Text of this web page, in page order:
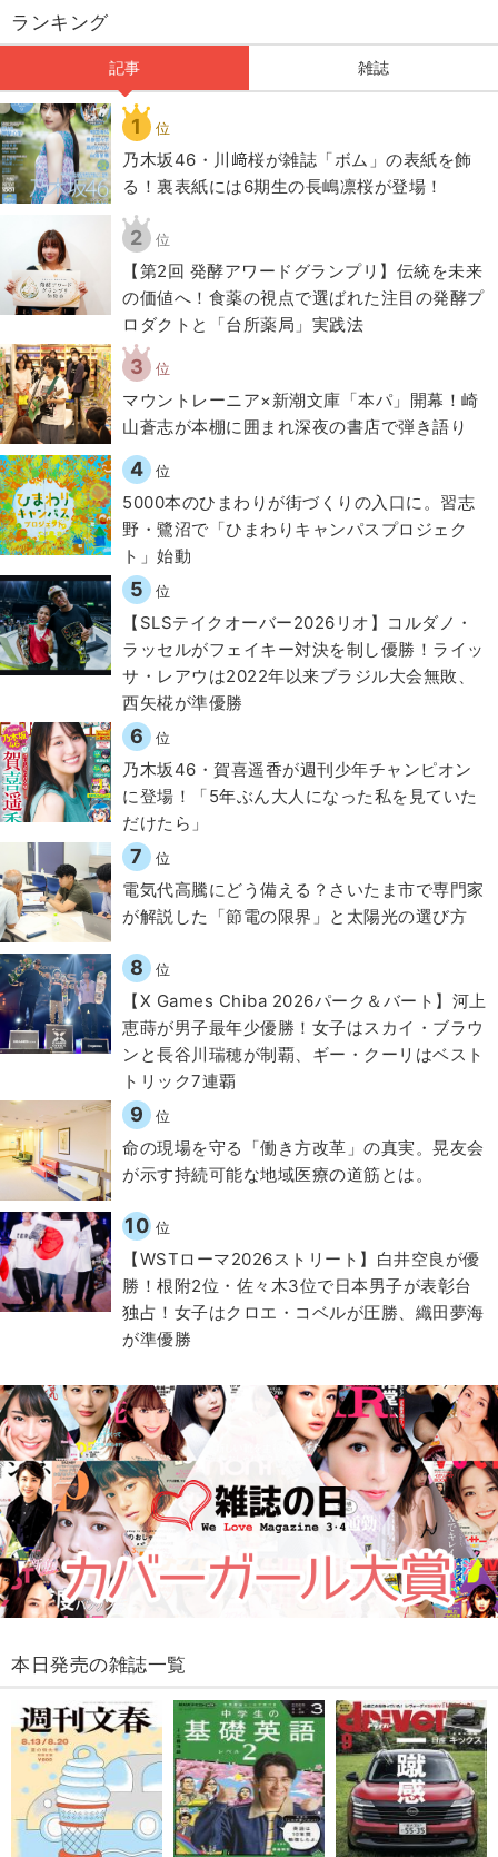
ランキング
記事 雑誌
1 位
乃木坂46・川﨑桜が雑誌「ボム」の表紙を飾
る！裏表紙には6期生の長嶋凛桜が登場！
2 位
【第2回 発酵アワードグランプリ】伝統を未来
の価値へ！食薬の視点で選ばれた注目の発酵プ
ロダクトと「台所薬局」実践法
3 位
マウントレーニア×新潮文庫「本パ」開幕！崎
山蒼志が本棚に囲まれ深夜の書店で弾き語り
4 位
5000本のひまわりが街づくりの入口に。習志
野・鷺沼で「ひまわりキャンパスプロジェク
ト」始動
5 位
【SLSテイクオーバー2026リオ】コルダノ・
ラッセルがフェイキー対決を制し優勝！ライッ
サ・レアウは2022年以来ブラジル大会無敗、
西矢椛が準優勝
6 位
乃木坂46・賀喜遥香が週刊少年チャンピオン
に登場！「5年ぶん大人になった私を見ていた
だけたら」
7 位
電気代高騰にどう備える？さいたま市で専門家
が解説した「節電の限界」と太陽光の選び方
8 位
【X Games Chiba 2026パーク＆バート】河上
恵蒔が男子最年少優勝！女子はスカイ・ブラウ
ンと長谷川瑞穂が制覇、ギー・クーリはベスト
トリック7連覇
9 位
​命の現場を守る「働き方改革」の真実。晃友会
が示す持続可能な地域医療の道筋とは。
10 位
【WSTローマ2026ストリート】白井空良が優
勝！根附2位・佐々木3位で日本男子が表彰台
独占！女子はクロエ・コベルが圧勝、織田夢海
が準優勝
本日発売の雑誌一覧